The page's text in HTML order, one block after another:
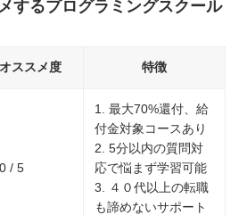
するプログラミングスクール
オススメ度 特徴
/ 5
1. 最大70%還付、給
付金対象コースあり
2. 5分以内の質問対
応で悩まず学習可能
3. ４０代以上の転職
も諦めないサポート